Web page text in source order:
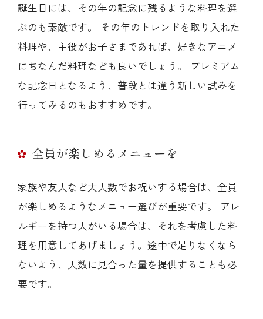
誕生日には、その年の記念に残るような料理を選
ぶのも素敵です。 その年のトレンドを取り入れた
料理や、主役がお子さまであれば、好きなアニメ
にちなんだ料理なども良いでしょう。 プレミアム
な記念日となるよう、普段とは違う新しい試みを
行ってみるのもおすすめです。
全員が楽しめるメニューを
家族や友人など大人数でお祝いする場合は、全員
が楽しめるようなメニュー選びが重要です。 アレ
ルギーを持つ人がいる場合は、それを考慮した料
理を用意してあげましょう。途中で足りなくなら
ないよう、人数に見合った量を提供することも必
要です。